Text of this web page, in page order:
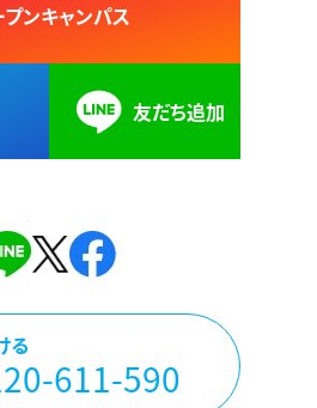
プンキャンパス
友だち追加
る
611-590